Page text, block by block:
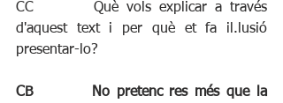
CC		Què vols explicar a través
d'aquest text i per què et fa il.lusió
presentar-lo?
CB		No pretenc res més que la